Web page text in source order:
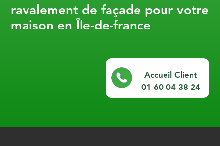
ravalement de façade pour votre
maison en Île-de-france
Accueil Client
01 60 04 38 24